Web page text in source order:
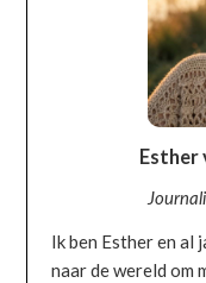
Esther
Ik ben Esther en al
naar de wereld om